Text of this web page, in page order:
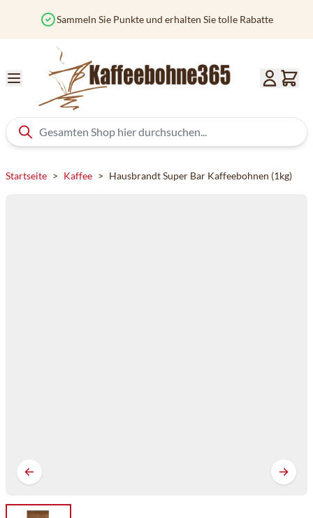
Sammeln Sie Punkte und erhalten Sie tolle Rabatte
Startseite > Kaffee > Hausbrandt Super Bar Kaffeebohnen (1kg)